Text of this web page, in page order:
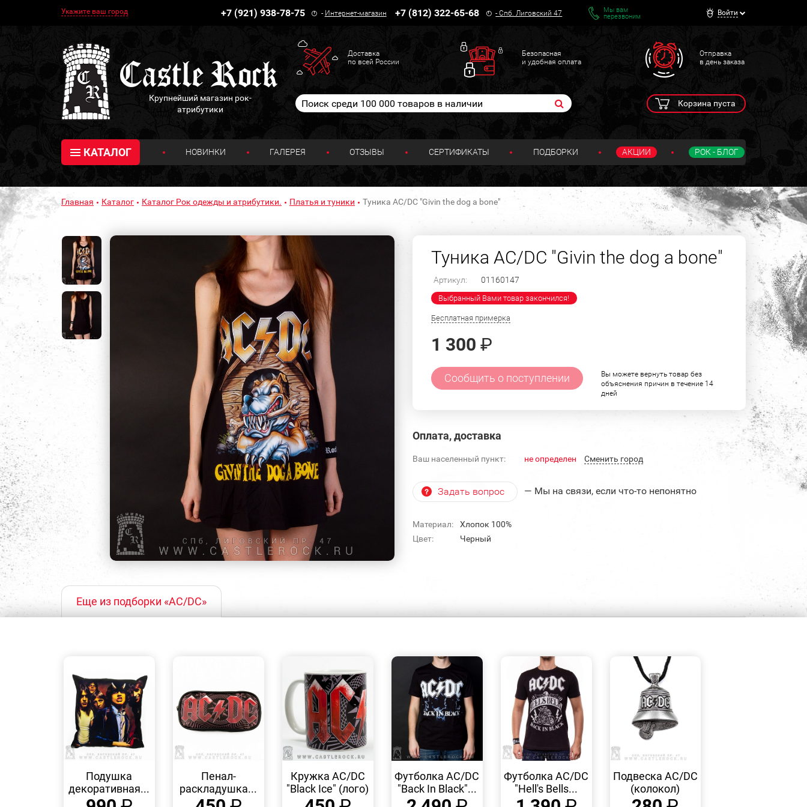
Укажите ваш город +7 (921) 938-78-75 - Интернет-магазин +7 (812) 322-65-68 -Спб. Лиговский 47
Мы вам
перезвоним
Войти
Крупнейший магазин рок-
атрибутики
Доставка
по всей России
Безопасная
и удобная оплата
Отправка
в день заказа
Корзина пуста
КАТАЛОГ НОВИНКИ ГАЛЕРЕЯ ОТЗЫВЫ СЕРТИФИКАТЫ ПОДБОРКИ АКЦИИ РОК - БЛОГ
Главная Каталог Каталог Рок одежды и атрибутики. Платья и туники Туника AC/DC "Givin the dog a bone"
Туника AC/DC "Givin the dog a bone"
Артикул: 01160147
Выбранный Вами товар закончился!
Бесплатная примерка
1 300 ₽
Сообщить о поступлении
Вы можете вернуть товар без
объяснения причин в течение 14
дней
Оплата, доставка
Ваш населенный пункт: не определен Cменить город
Задать вопрос — Мы на связи, если что-то непонятно
Материал:
Хлопок 100%
Цвет:
Черный
Еще из подборки «AC/DC»
Подушка
декоративная...
Пенал-
раскладушка...
ПРОСМОТР
Кружка AC/DC
"Black Ice" (лого)
ПРОСМОТР
Футболка AC/DC
"Back In Black"...
ПРОСМОТР
Футболка AC/DC
"Hell's Bells...
ПРОСМОТР
Подвеска AC/DC
(колокол)